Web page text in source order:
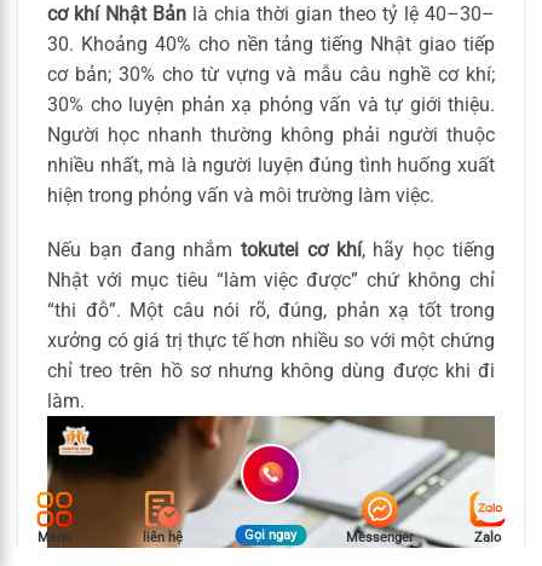
cơ khí Nhật Bản là chia thời gian theo tỷ lệ 40–30–
30. Khoảng 40% cho nền tảng tiếng Nhật giao tiếp
cơ bản; 30% cho từ vựng và mẫu câu nghề cơ khí;
30% cho luyện phản xạ phỏng vấn và tự giới thiệu.
Người học nhanh thường không phải người thuộc
nhiều nhất, mà là người luyện đúng tình huống xuất
hiện trong phỏng vấn và môi trường làm việc.
Nếu bạn đang nhắmtokutei cơ khí, hãy học tiếng
Nhật với mục tiêu “làm việc được” chứ không chỉ
“thi đỗ”. Một câu nói rõ, đúng, phản xạ tốt trong
xưởng có giá trị thực tế hơn nhiều so với một chứng
chỉ treo trên hồ sơ nhưng không dùng được khi đi
làm.
Menu liên hệ Gọi ngay Messenger Zalo